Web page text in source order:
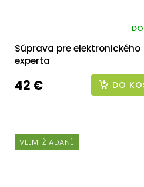
Súprava pre elektronického
experta
42 € DO
VEĽMI ŽIADANÉ